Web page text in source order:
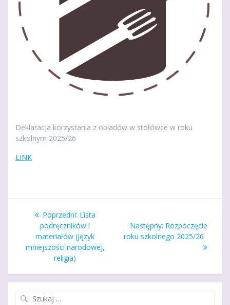
Deklaracja korzystania z obiadów w stołówce w roku
szkolnym 2025/26
LINK
Nawigacja
wpisu
Poprzedni: Poprzedni
wpis:
Lista
podręczników i
materiałów (język
mniejszości narodowej,
religia)
Następny: Następny
wpis:
Rozpoczęcie
roku szkolnego 2025/26